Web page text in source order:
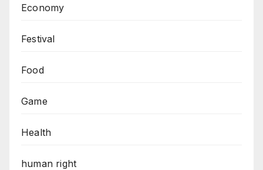
Economy
Festival
Food
Game
Health
human right